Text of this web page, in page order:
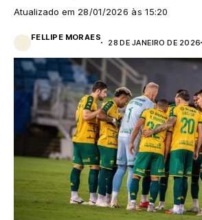
Atualizado em 28/01/2026 às 15:20
FELLIPE MORAES
28 DE JANEIRO DE 2026